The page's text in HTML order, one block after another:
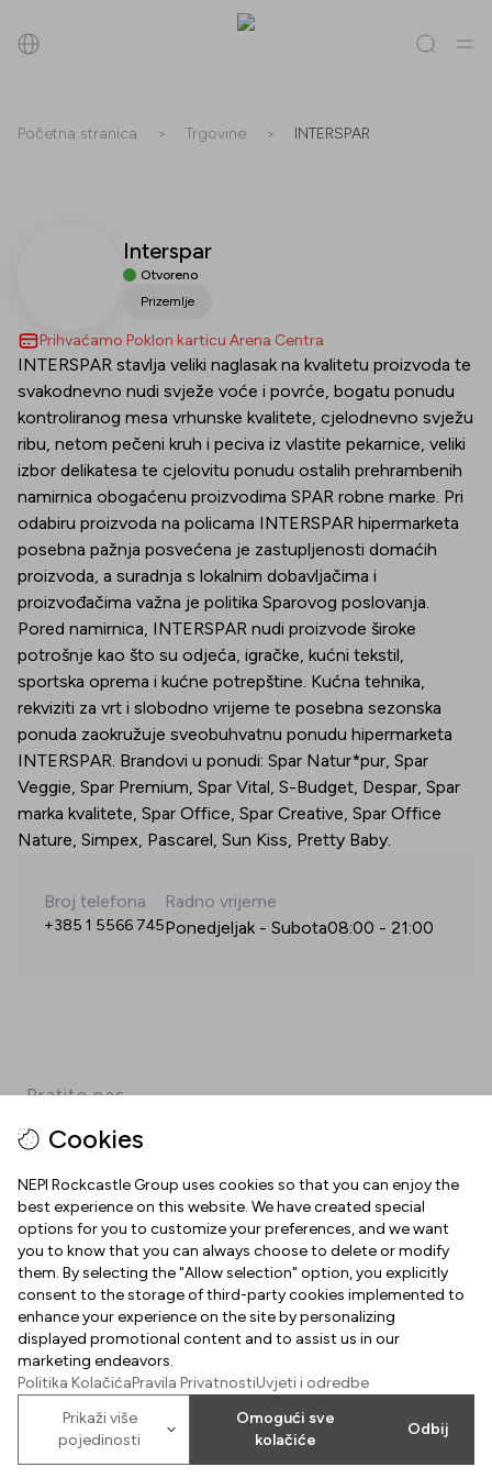
Događanja
Početna stranica > Trgovine > INTERSPAR
Interspar
Otvoreno
Prizemlje
Prihvaćamo Poklon karticu Arena Centra
INTERSPAR stavlja veliki naglasak na kvalitetu proizvoda te
svakodnevno nudi svježe voće i povrće, bogatu ponudu
kontroliranog mesa vrhunske kvalitete, cjelodnevno svježu
ribu, netom pečeni kruh i peciva iz vlastite pekarnice, veliki
izbor delikatesa te cjelovitu ponudu ostalih prehrambenih
namirnica obogaćenu proizvodima SPAR robne marke. Pri
odabiru proizvoda na policama INTERSPAR hipermarketa
posebna pažnja posvećena je zastupljenosti domaćih
proizvoda, a suradnja s lokalnim dobavljačima i
proizvođačima važna je politika Sparovog poslovanja.
Pored namirnica, INTERSPAR nudi proizvode široke
potrošnje kao što su odjeća, igračke, kućni tekstil,
sportska oprema i kućne potrepštine. Kućna tehnika,
rekviziti za vrt i slobodno vrijeme te posebna sezonska
ponuda zaokružuje sveobuhvatnu ponudu hipermarketa
INTERSPAR. Brandovi u ponudi: Spar Natur*pur, Spar
Veggie, Spar Premium, Spar Vital, S-Budget, Despar, Spar
marka kvalitete, Spar Office, Spar Creative, Spar Office
Nature, Simpex, Pascarel, Sun Kiss, Pretty Baby.
Broj telefona
+385 1 5566 745
Radno vrijeme
Ponedjeljak - Subota08:00 - 21:00
Cookies
NEPI Rockcastle Group uses cookies so that you can enjoy the
best experience on this website. We have created special
options for you to customize your preferences, and we want
you to know that you can always choose to delete or modify
them. By selecting the "Allow selection" option, you explicitly
consent to the storage of third-party cookies implemented to
enhance your experience on the site by personalizing
displayed promotional content and to assist us in our
marketing endeavors.
Politika KolačićaPravila PrivatnostiUvjeti i odredbe
Prikaži više
pojedinosti
Omogući sve
kolačiće
Odbij
Pratite nas
FacebookInstagramPinterest
INFORMACIJE
Radno vrijeme
Mapa centra
Parking
Poklon kartica Arena Centra
Arena Center Zagreb d.o.o.
O NAMA
Dobrodošli u Arena Centar
Uvjeti korištenja
Kolačići
2026©Property of NEPI Rockcastle